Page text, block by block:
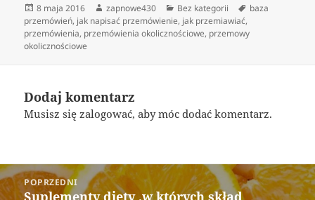
Data
publikacji
8 maja 2016 Autor
zapnowe430 Kategorie
Bez kategorii Tagi
baza
przemówień, jak napisać przemówienie, jak przemiawiać,
przemówienia, przemówienia okolicznościowe, przemowy
okolicznościowe
Dodaj komentarz
Musisz sięzalogować, aby móc dodać komentarz.
Nawigacja
wpisuPOPRZEDNI
Poprzedni
Suplementy diety ,w których skład